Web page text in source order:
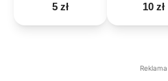
5 zł 10 zł
Reklama